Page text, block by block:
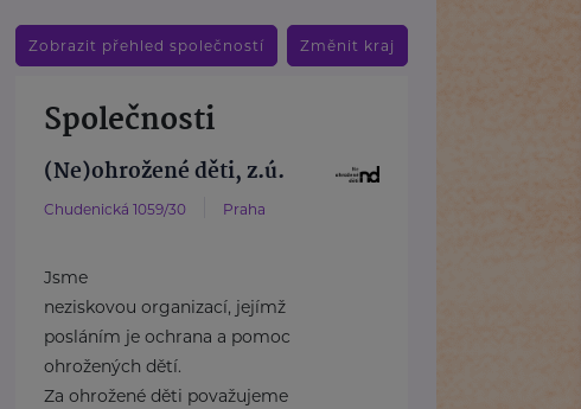
Zobrazit přehled společností Změnit kraj
Společnosti
(Ne)ohrožené děti, z.ú.
Chudenická 1059/30 Praha
Jsme
neziskovou organizací, jejímž
posláním je ochrana a pomoc
ohrožených dětí.
Za ohrožené děti považujeme